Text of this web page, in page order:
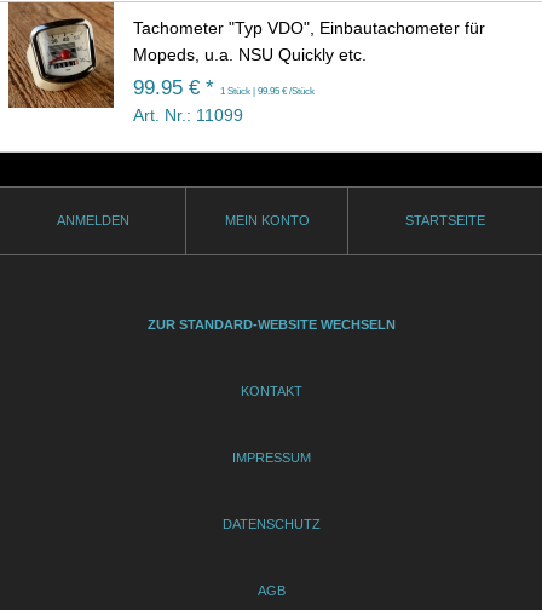
Tachometer "Typ VDO", Einbautachometer für
Mopeds, u.a. NSU Quickly etc.
99.95 € * 1 Stück | 99.95 € /Stück
Art. Nr.: 11099
ANMELDEN MEIN KONTO STARTSEITE
ZUR STANDARD-WEBSITE WECHSELN
KONTAKT
IMPRESSUM
DATENSCHUTZ
AGB